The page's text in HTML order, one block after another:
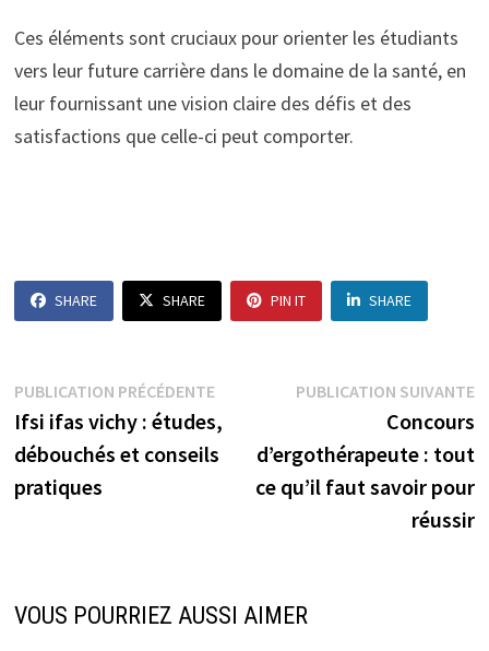
Ces éléments sont cruciaux pour orienter les étudiants
vers leur future carrière dans le domaine de la santé, en
leur fournissant une vision claire des défis et des
satisfactions que celle-ci peut comporter.
SHARE SHARE PIN IT SHARE
Navigation
de
l’article
PUBLICATION PRÉCÉDENTEPublication
précédente :
Ifsi ifas vichy : études,
débouchés et conseils
pratiques
PUBLICATION SUIVANTE
Concours
d’ergothérapeute : tout
ce qu’il faut savoir pour
réussir
VOUS POURRIEZ AUSSI AIMER